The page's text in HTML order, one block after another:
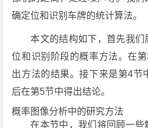
确定位和识别车牌的统计算法。
本文的结构如下，首先我
位和识别阶段的概率方法。在
出方法的结果。接下来是第4节
后在第5节中得出结论。
概率图像分析中的研究方法
在本节中，我们将回顾一